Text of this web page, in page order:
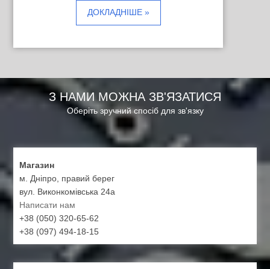
ДОКЛАДНІШЕ »
З НАМИ МОЖНА ЗВ'ЯЗАТИСЯ
Оберіть зручний спосіб для зв'язку
Магазин
м. Дніпро, правий берег
вул. Виконкомівська 24а
Написати нам
+38 (050) 320-65-62
+38 (097) 494-18-15